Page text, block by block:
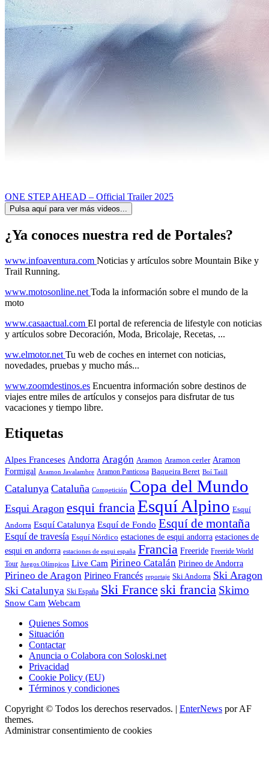
ONE STEP AHEAD – Official Trailer 2025
Pulsa aquí para ver más videos...
¿Ya conoces nuestra red de Portales?
www.infoaventura.com Noticias y artículos sobre Mountain Bike y
Trail Running.
www.motosonline.net Toda la información sobre el mundo de la
moto
www.casaactual.com El portal de referencia de lifestyle con noticias
y artículos sobre Decoración, Moda, Bricolaje, Recetas, ...
ww.elmotor.net Tu web de coches en internet con noticias,
novedades, pruebas y mucho más...
www.zoomdestinos.es Encuentra información sobre destinos de
viajes entre miles de artículos y consejos para disfrutar de tus
vacaciones y tiempo libre.
Etiquetas
Alpes Franceses Andorra Aragón Aramon Aramon cerler Aramon
Formigal Aramon Javalambre Aramon Panticosa Baqueira Beret Boí Taüll
Catalunya Cataluña Competición Copa del Mundo
Esqui Aragon esqui francia Esquí Alpino Esquí
Andorra Esquí Catalunya Esquí de Fondo Esquí de montaña
Esquí de travesía Esquí Nórdico estaciones de esqui andorra estaciones de
esqui en andorra estaciones de esqui españa Francia Freeride Freeride World
Tour Juegos Olímpicos Live Cam Pirineo Catalán Pirineo de Andorra
Pirineo de Aragon Pirineo Francés reportaje Ski Andorra Ski Aragon
Ski Catalunya Ski España Ski France ski francia Skimo
Snow Cam Webcam
Quienes Somos
Situación
Contactar
Anuncia o Colabora con Soloski.net
Privacidad
Cookie Policy (EU)
Términos y condiciones
Copyright © Todos los derechos reservados. | EnterNews por AF
themes.
Administrar consentimiento de cookies